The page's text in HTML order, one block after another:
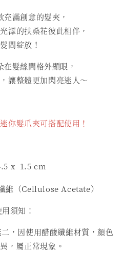
滿創意的髮夾，
澤的扶桑花彼此相伴，
間綻放！
髮絲間格外顯眼，
讓整體更加閃亮迷人～
你髮爪夾可搭配使用！
x 1.5 cm
維（Cellulose Acetate）
須知：
因使用醋酸纖維材質，顏色
，屬正常現象。